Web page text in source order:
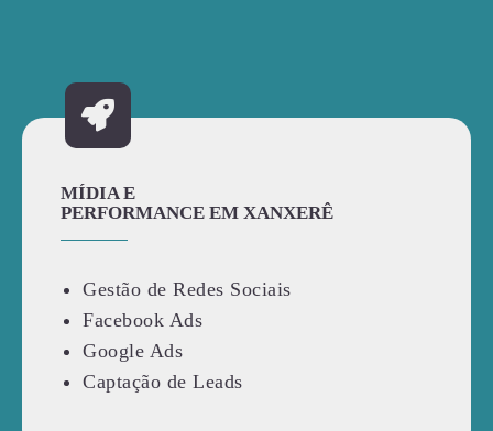
MÍDIA E
PERFORMANCE EM XANXERÊ
Gestão de Redes Sociais
Facebook Ads
Google Ads
Captação de Leads